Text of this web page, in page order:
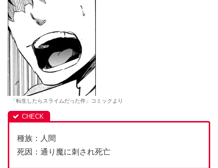
「転生したらスライムだった件」コミックより
種族：人間
死因：通り魔に刺され死亡